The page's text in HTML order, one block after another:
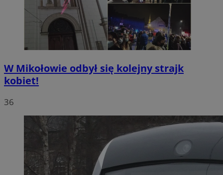
W Mikołowie odbył się kolejny strajk
kobiet!
36